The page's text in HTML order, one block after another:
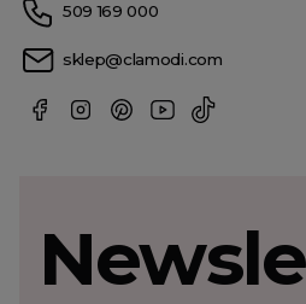
509 169 000
sklep@clamodi.com